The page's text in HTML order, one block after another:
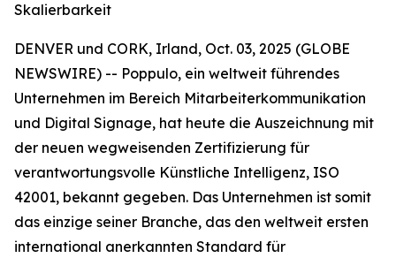
Skalierbarkeit
DENVER und CORK, Irland, Oct. 03, 2025 (GLOBE
NEWSWIRE) -- Poppulo, ein weltweit führendes
Unternehmen im Bereich Mitarbeiterkommunikation
und Digital Signage, hat heute die Auszeichnung mit
der neuen wegweisenden Zertifizierung für
verantwortungsvolle Künstliche Intelligenz, ISO
42001, bekannt gegeben. Das Unternehmen ist somit
das einzige seiner Branche, das den weltweit ersten
international anerkannten Standard für